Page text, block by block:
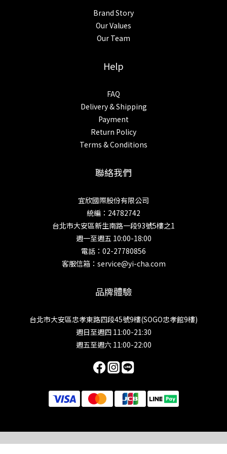
Brand Story
Our Values
Our Team
Help
FAQ
Delivery & Shipping
Payment
Return Policy
Terms & Conditions
聯絡我們
宜欣國際股份有限公司
統編：24782742
台北市大安區新生南路一段93號5樓之1
週一至週五 10:00-18:00
電話：02-27780856
客服信箱：service@yi-cha.com
品牌體驗
台北市大安區忠孝東路四段45號9樓(SOGO忠孝館9樓)
週日至週四 11:00-21:30
週五至週六 11:00-22:00